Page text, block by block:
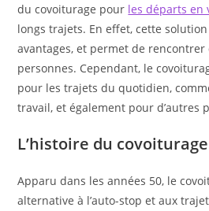
du covoiturage pour les départs en
longs trajets. En effet, cette
avantages, et permet de rencontrer
personnes. Cependant, le
pour les trajets du quotidien,
travail, et également pour d’autres
L’histoire du covoiturage
Apparu dans les années 50, le
alternative à l’auto-stop et aux